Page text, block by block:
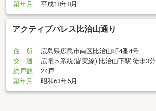
築年月
平成18年8月
アクティブパレス比治山通り
住 所
広島県広島市南区比治山町4番4号
交 通
広電５系統(皆実線) 比治山下駅 徒歩3分
総戸数
24戸
築年月
昭和63年6月